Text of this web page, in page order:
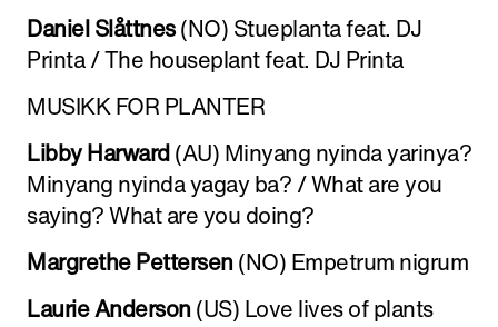
Daniel Slåt­tnes(NO) Stue­planta feat. DJ
Printa / The house­plant feat. DJ Printa
MUSIKK FOR PLANTER
Libby Har­ward(AU) Minyang nyinda yarinya?
Minyang nyinda yagay ba? / What are you
saying? What are you doing?
Mar­grethe Pet­tersen (NO) Empetrum nigrum
Laurie Ander­son (US) Love lives of plants